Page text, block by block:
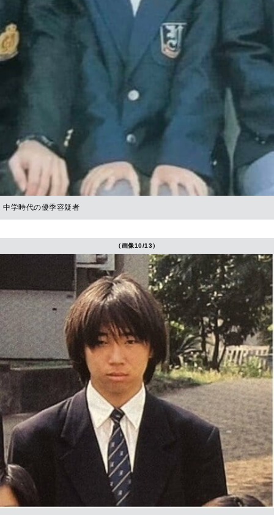
中学時代の優季容疑者
（画像10/13）